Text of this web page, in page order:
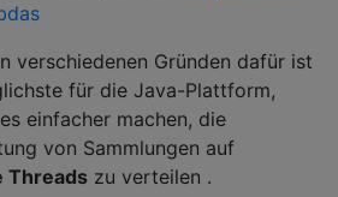
verschiedenen Gründen dafür ist
für die Java-Plattform,
einfacher machen, die
von Sammlungen auf
Threads zu verteilen .